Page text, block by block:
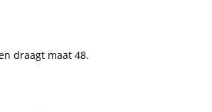
draagt maat 48.